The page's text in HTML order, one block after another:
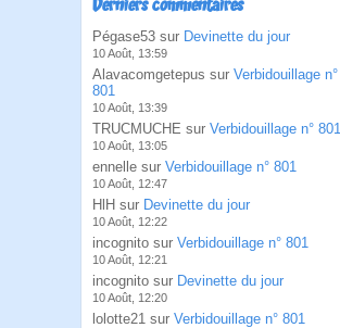
Derniers commentaires
Pégase53 sur Devinette du jour
10 Août, 13:59
Alavacomgetepus sur Verbidouillage n°
801
10 Août, 13:39
TRUCMUCHE sur Verbidouillage n° 801
10 Août, 13:05
ennelle sur Verbidouillage n° 801
10 Août, 12:47
HlH sur Devinette du jour
10 Août, 12:22
incognito sur Verbidouillage n° 801
10 Août, 12:21
incognito sur Devinette du jour
10 Août, 12:20
lolotte21 sur Verbidouillage n° 801